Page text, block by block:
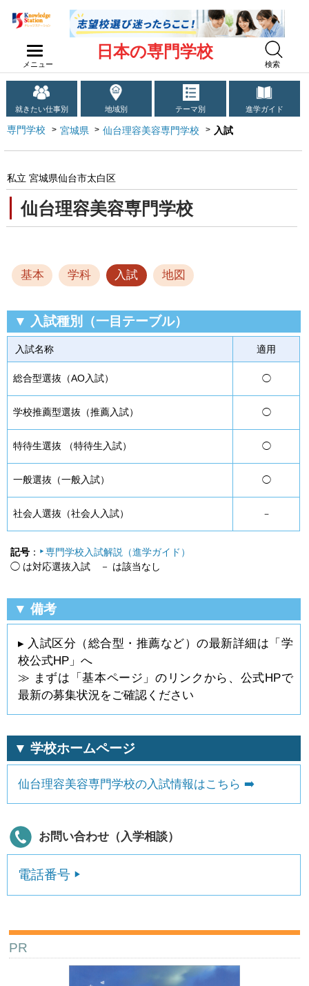
メニュー
日本の専門学校
検索
就きたい仕事別 地域別 テーマ別 進学ガイド
専門学校 宮城県 仙台理容美容専門学校 入試
仙台理容美容専門学校
私立 宮城県仙台市太白区
基本 学科 入試 地図
▼ 入試種別（一目テーブル）
入試名称 適用
総合型選抜（AO入試） ◯
学校推薦型選抜（推薦入試） ◯
特待生選抜 （特待生入試） ◯
一般選抜（一般入試） ◯
社会人選抜（社会人入試） －
記号 ：
専門学校入試解説（進学ガイド）
◯ は対応選抜入試 － は該当なし
▼ 備考
▸ 入試区分（総合型・推薦など）の最新詳細は「学
校公式HP」へ
≫ まずは「基本ページ」のリンクから、公式HPで
最新の募集状況をご確認ください
▼ 学校ホームページ
仙台理容美容専門学校の入試情報はこちら ➡️
お問い合わせ（入学相談）
電話番号
PR